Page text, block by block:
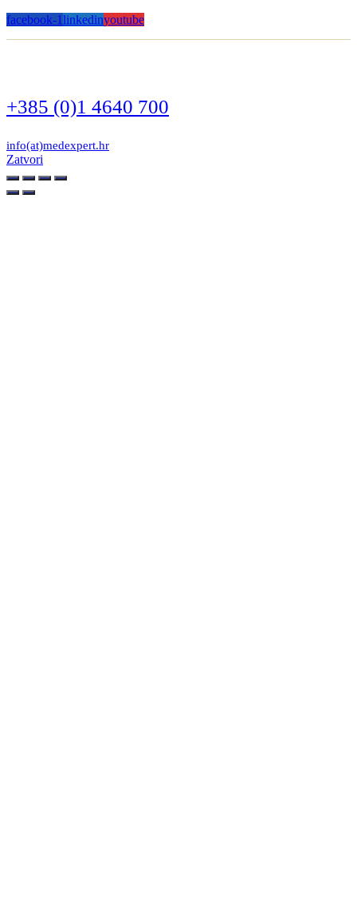
facebook-1linkedinyoutube
+385 (0)1 4640 700
info(at)medexpert.hr
Zatvori